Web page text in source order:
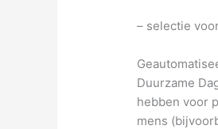
– selectie
Duurzame
hebben voor
mens